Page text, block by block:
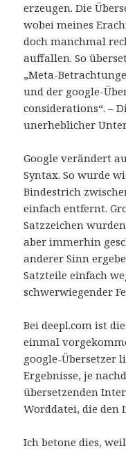
erzeugen. Die
wobei meines
doch manchmal
auffallen. So
„Meta-
und der google-
considerations“. –
unerheblicher
Google verändert
Syntax. So wurde
Bindestrich
einfach entfernt.
Satzzeichen
aber immerhin
anderer Sinn
Satzteile einfach
schwerwiegender
Bei deepl.com ist
einmal
google-Übersetzer
Ergebnisse, je
übersetzenden
Worddatei, die den
Ich betone dies,